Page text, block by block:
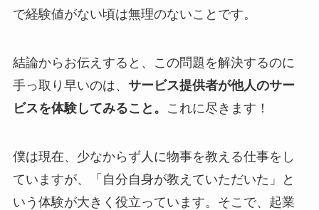
で経験値がない頃は無理のないことです。
結論からお伝えすると、この問題を解決するのに
手っ取り早いのは、 サービス提供者が他人のサー
ビスを体験してみること。
これに尽きます！
僕は現在、少なからず人に物事を教える仕事をし
ていますが、「自分自身が教えていただいた」と
いう体験が大きく役立っています。そこで、起業